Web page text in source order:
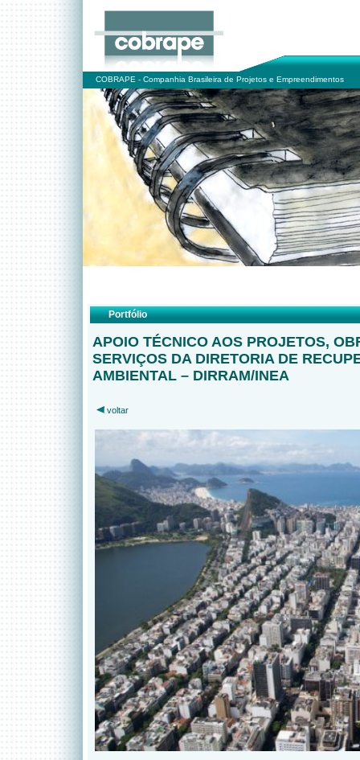
COBRAPE - Companhia Brasileira de Projetos e Empreendimentos
Portfólio
APOIO TÉCNICO AOS PROJETOS,
SERVIÇOS DA DIRETORIA DE
AMBIENTAL – DIRRAM/INEA
voltar